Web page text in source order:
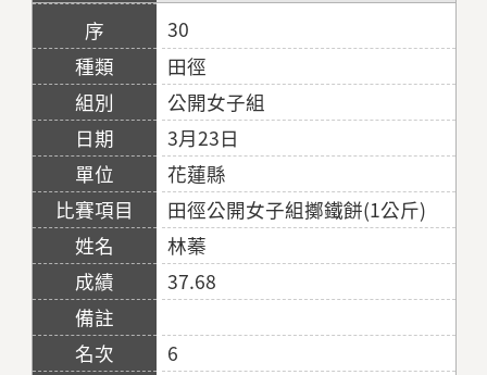
30
田徑
公開女子組
3月23日
花蓮縣
田徑公開女子組擲鐵餅(1公斤)
林蓁
37.68
6